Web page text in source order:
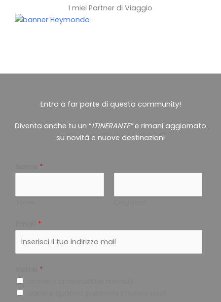
I miei Partner di Viaggio
Entra a far parte di questa community!
Diventa anche tu un “ITINERANTE”e rimani aggiornato
su novità e nuove destinazioni
*
*
*